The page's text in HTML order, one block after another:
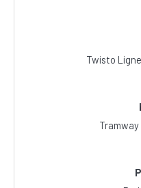
Twisto